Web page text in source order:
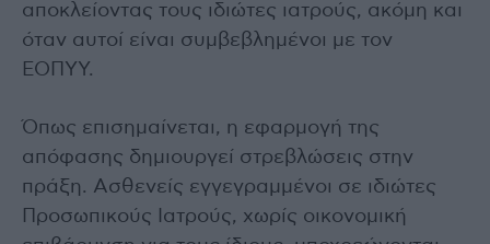
αποκλείοντας τους ιδιώτες ιατρούς, ακόμη και
όταν αυτοί είναι συμβεβλημένοι με τον
ΕΟΠΥΥ.
Όπως επισημαίνεται, η εφαρμογή της
απόφασης δημιουργεί στρεβλώσεις στην
πράξη. Ασθενείς εγγεγραμμένοι σε ιδιώτες
Προσωπικούς Ιατρούς, χωρίς οικονομική